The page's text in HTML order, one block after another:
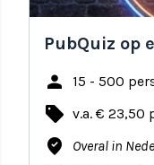
PubQuiz op
person 15 - 500
local_offer v.a. € 23,50
where_to_vote Overal in